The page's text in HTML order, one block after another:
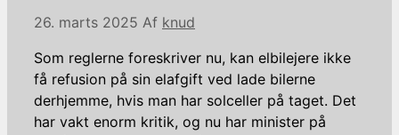
26. marts 2025 Af knud
Som reglerne foreskriver nu, kan elbilejere ikke
få refusion på sin elafgift ved lade bilerne
derhjemme, hvis man har solceller på taget. Det
har vakt enorm kritik, og nu har minister på